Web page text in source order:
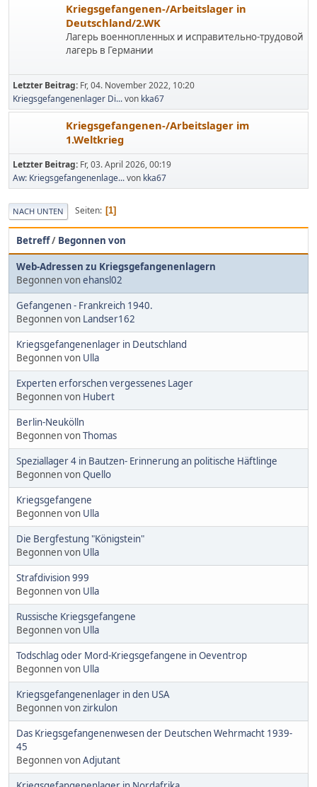
Kriegsgefangenen-/Arbeitslager in
Deutschland/2.WK
Лагерь военнопленных и исправительно-трудовой
лагерь в Германии
Letzter Beitrag: Fr, 04. November 2022, 10:20
Kriegsgefangenenlager Di...von kka67
Kriegsgefangenen-/Arbeitslager im
1.Weltkrieg
Letzter Beitrag: Fr, 03. April 2026, 00:19
Aw: Kriegsgefangenenlage...von kka67
NACH UNTEN Seiten 1
Betreff/ Begonnen von
Web-Adressen zu Kriegsgefangenenlagern
Begonnen vonehansl02
Gefangenen - Frankreich 1940.
Begonnen von Landser162
Kriegsgefangenenlager in Deutschland
Begonnen von Ulla
Experten erforschen vergessenes Lager
Begonnen von Hubert
Berlin-Neukölln
Begonnen vonThomas
Speziallager 4 in Bautzen- Erinnerung an politische Häftlinge
Begonnen vonQuello
Kriegsgefangene
Begonnen von Ulla
Die Bergfestung "Königstein"
Begonnen von Ulla
Strafdivision 999
Begonnen von Ulla
Russische Kriegsgefangene
Begonnen von Ulla
Todschlag oder Mord-Kriegsgefangene in Oeventrop
Begonnen von Ulla
Kriegsgefangenenlager in den USA
Begonnen vonzirkulon
Das Kriegsgefangenenwesen der Deutschen Wehrmacht 1939-
45
Begonnen vonAdjutant